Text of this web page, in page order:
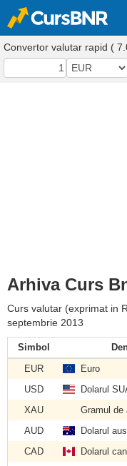
Convertor valutar rapid (
Arhiva Curs
Curs valutar (exprimat in
septembrie 2013
Simbol
EUR
Euro
USD
Dolarul
XAU
Gramul de
AUD
Dolarul
CAD
Dolarul